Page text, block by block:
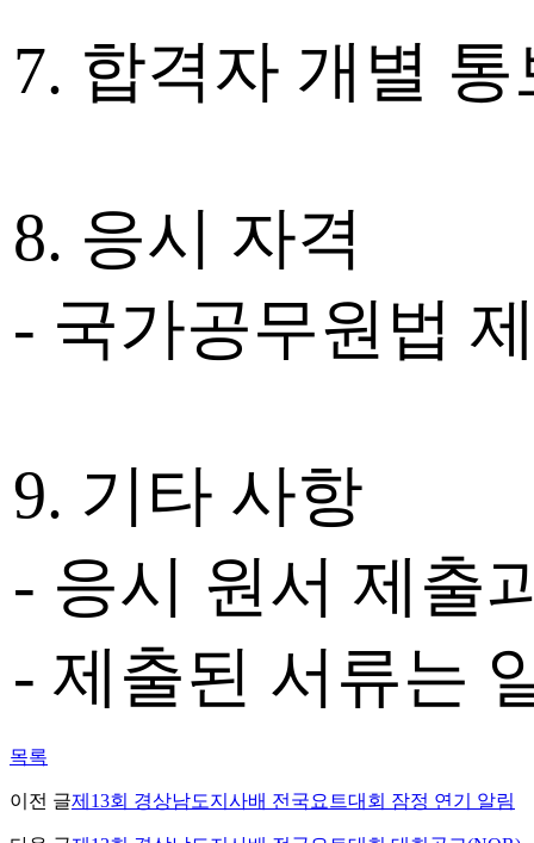
7. 합격자 개별
8. 응시 자격
- 국가공무원법
9. 기타 사항
- 응시 원서 제출
- 제출된 서류는
목록
이전 글제13회 경상남도지사배 전국요트대회 잠정 연기 알림